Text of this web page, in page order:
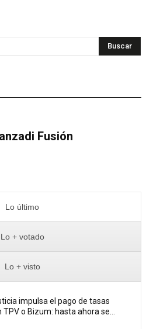
Buscar
Fusión
Lo último
Lo + votado
Lo + visto
impulsa el pago de tasas
TPV o Bizum: hasta ahora se...